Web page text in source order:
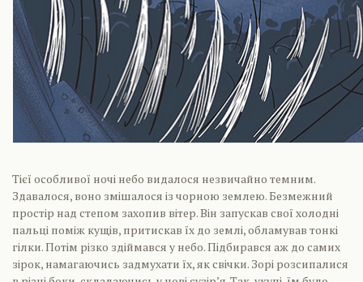
Тієї особливої ночі небо видалося незвичайно темним.
Здавалося, воно змішалося із чорною землею. Безмежний
простір над степом захопив вітер. Він запускав свої холодні
пальці поміж кущів, притискав їх до землі, обламував тонкі
гілки. Потім різко здіймався у небо. Підбирався аж до самих
зірок, намагаючись задмухати їх, як свічки. Зорі розсипалися